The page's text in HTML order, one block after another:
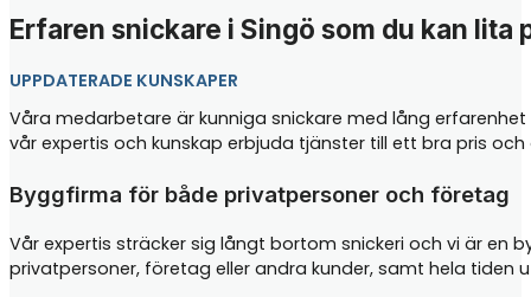
Erfaren snickare i Singö som du kan lita
UPPDATERADE KUNSKAPER
Våra medarbetare är kunniga snickare med lång
vår expertis och kunskap erbjuda tjänster till ett bra pris
Byggfirma för både privatpersoner och företag
Vår expertis sträcker sig långt bortom snickeri och vi är
privatpersoner, företag eller andra kunder, samt hela tiden